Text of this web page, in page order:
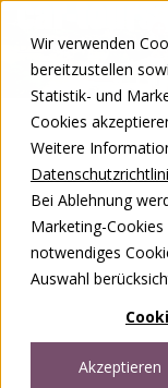
Wir verwenden
bereitzustellen
Statistik- und
Cookies
Weitere
Bei Ablehnung
Marketing-
notwendiges
Auswahl
Akzeptieren
DEFR
Open menu